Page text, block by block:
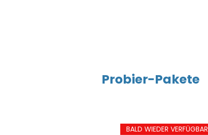
Probier-Pakete
BALD WIEDER VERFÜGBAR